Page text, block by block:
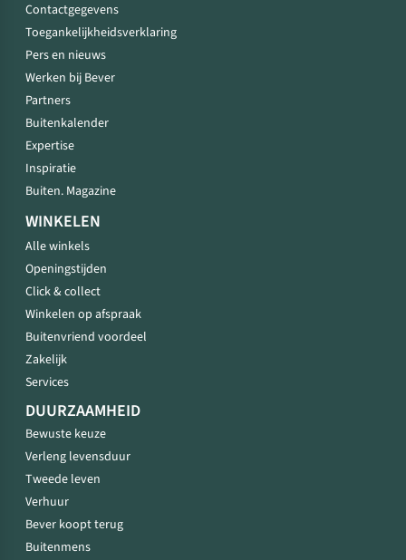
Contactgegevens
Toegankelijkheidsverklaring
Pers en nieuws
Werken bij Bever
Partners
Buitenkalender
Expertise
Inspiratie
Buiten. Magazine
WINKELEN
Alle winkels
Openingstijden
Click & collect
Winkelen op afspraak
Buitenvriend voordeel
Zakelijk
Services
DUURZAAMHEID
Bewuste keuze
Verleng levensduur
Tweede leven
Verhuur
Bever koopt terug
Buitenmens